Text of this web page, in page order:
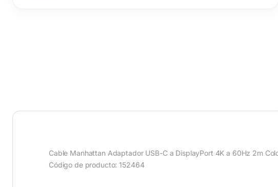
Cable Manhattan Adaptador USB-C a DisplayPort 4K a 60Hz 2m
Código de producto: 152464